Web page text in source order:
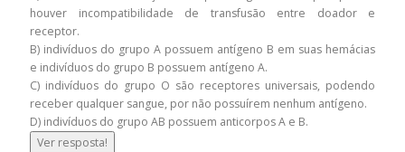
houver incompatibilidade de transfusão entre doador e
receptor.
B) indivíduos do grupo A possuem antígeno B em suas hemácias
e indivíduos do grupo B possuem antígeno A.
C) indivíduos do grupo O são receptores universais, podendo
receber qualquer sangue, por não possuírem nenhum antígeno.
D) indivíduos do grupo AB possuem anticorpos A e B.
Ver resposta!